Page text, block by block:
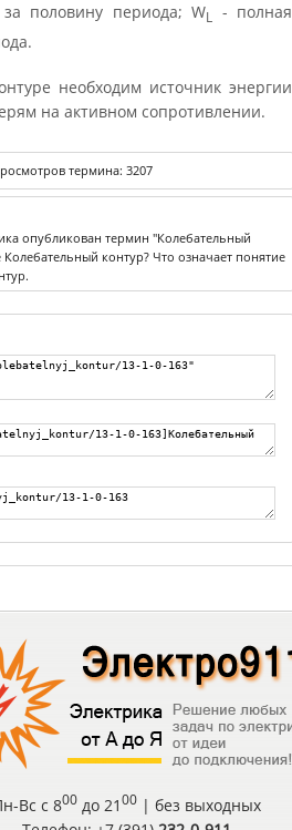
половину периода; WL - полная
необходим источник энергии
на активном сопротивлении.
термина: 3207
опубликован термин "Колебательный
контур? Что означает понятие
Вс с 800 до 21 00 | без выходных